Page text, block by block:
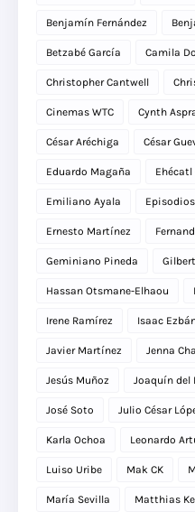
Benjamín Fernández
Betzabé García Camila
Christopher Cantwell
Cinemas WTC Cynth
César Aréchiga César
Eduardo Magaña Ehécatl
Emiliano Ayala
Ernesto Martínez
Geminiano Pineda
Hassan Otsmane-Elhaou
Irene Ramírez Isaac
Javier Martínez Jenna Cha
Jesús Muñoz Joaquín del
José Soto Julio César
Karla Ochoa Leonardo
Luiso Uribe Mak CK
María Sevilla Matthias